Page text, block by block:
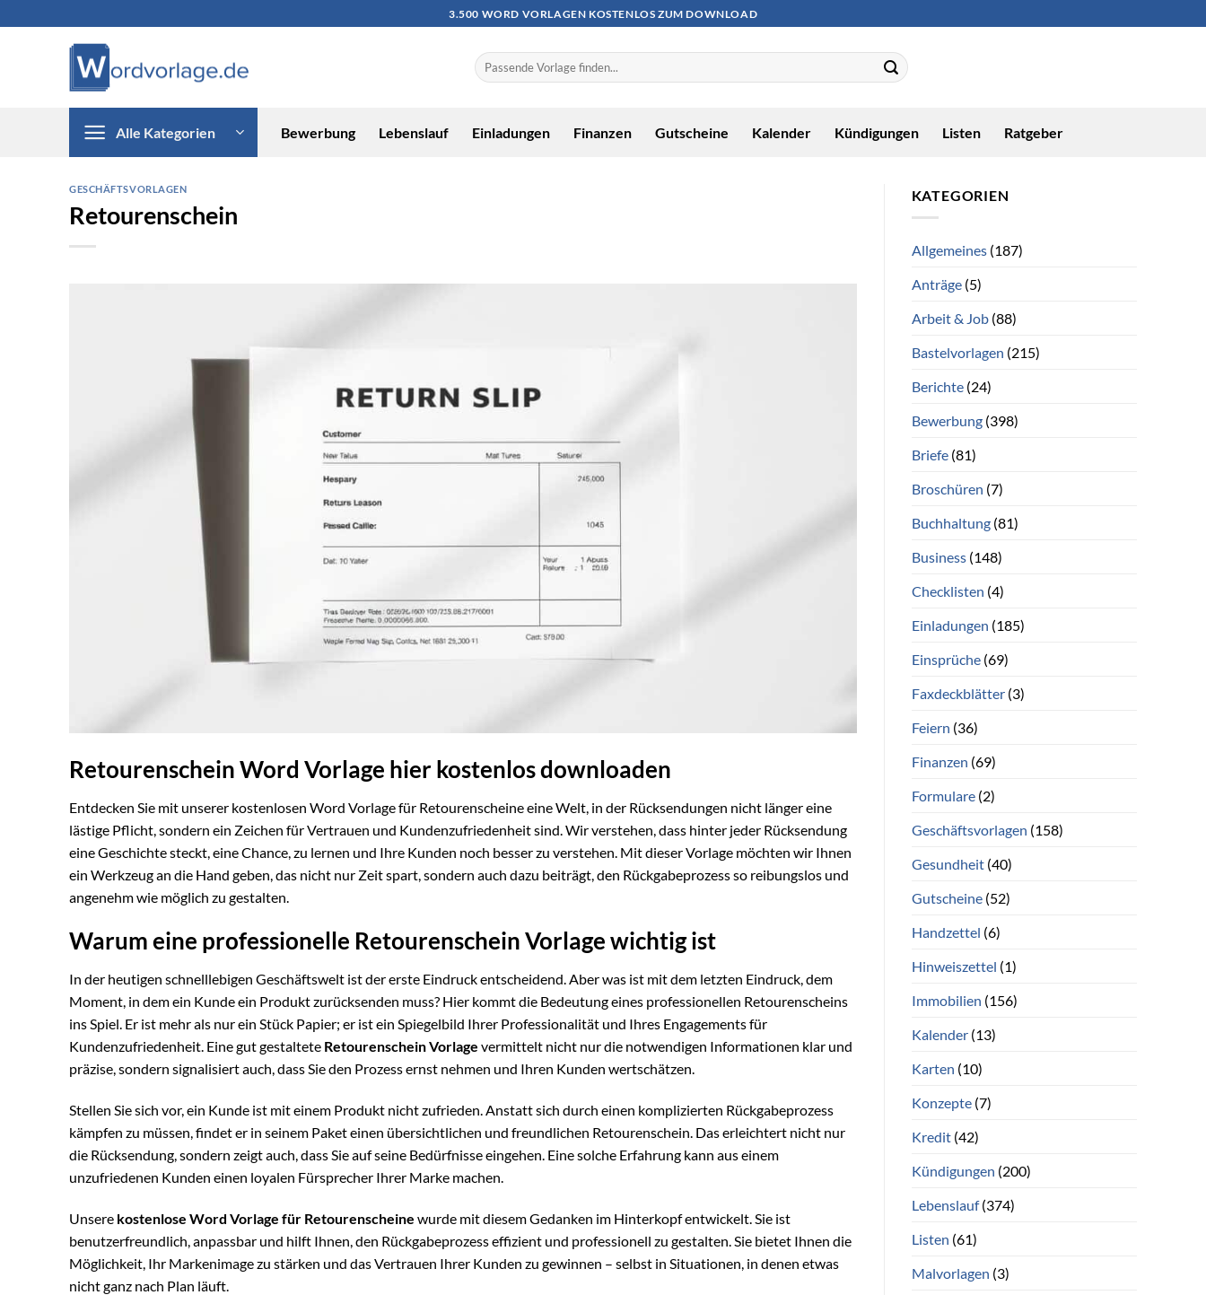
3.500 WORD VORLAGEN KOSTENLOS ZUM DOWNLOAD
Alle Kategorien Bewerbung Lebenslauf Einladungen Finanzen Gutscheine Kalender Kündigungen Listen Ratgeber
GESCHÄFTSVORLAGEN
Retourenschein
Retourenschein Word Vorlage hier kostenlos downloaden
Entdecken Sie mit unserer kostenlosen Word Vorlage für Retourenscheine eine Welt, in der Rücksendungen nicht länger eine
lästige Pflicht, sondern ein Zeichen für Vertrauen und Kundenzufriedenheit sind. Wir verstehen, dass hinter jeder Rücksendung
eine Geschichte steckt, eine Chance, zu lernen und Ihre Kunden noch besser zu verstehen. Mit dieser Vorlage möchten wir Ihnen
ein Werkzeug an die Hand geben, das nicht nur Zeit spart, sondern auch dazu beiträgt, den Rückgabeprozess so reibungslos und
angenehm wie möglich zu gestalten.
Warum eine professionelle Retourenschein Vorlage wichtig ist
In der heutigen schnelllebigen Geschäftswelt ist der erste Eindruck entscheidend. Aber was ist mit dem letzten Eindruck, dem
Moment, in dem ein Kunde ein Produkt zurücksenden muss? Hier kommt die Bedeutung eines professionellen Retourenscheins
ins Spiel. Er ist mehr als nur ein Stück Papier; er ist ein Spiegelbild Ihrer Professionalität und Ihres Engagements für
Kundenzufriedenheit. Eine gut gestaltete Retourenschein Vorlage vermittelt nicht nur die notwendigen Informationen klar und
präzise, sondern signalisiert auch, dass Sie den Prozess ernst nehmen und Ihren Kunden wertschätzen.
Stellen Sie sich vor, ein Kunde ist mit einem Produkt nicht zufrieden. Anstatt sich durch einen komplizierten Rückgabeprozess
kämpfen zu müssen, findet er in seinem Paket einen übersichtlichen und freundlichen Retourenschein. Das erleichtert nicht nur
die Rücksendung, sondern zeigt auch, dass Sie auf seine Bedürfnisse eingehen. Eine solche Erfahrung kann aus einem
unzufriedenen Kunden einen loyalen Fürsprecher Ihrer Marke machen.
Unsere kostenlose Word Vorlage für Retourenscheine wurde mit diesem Gedanken im Hinterkopf entwickelt. Sie ist
benutzerfreundlich, anpassbar und hilft Ihnen, den Rückgabeprozess effizient und professionell zu gestalten. Sie bietet Ihnen die
Möglichkeit, Ihr Markenimage zu stärken und das Vertrauen Ihrer Kunden zu gewinnen – selbst in Situationen, in denen etwas
nicht ganz nach Plan läuft.
KATEGORIEN
Allgemeines(187)
Anträge(5)
Arbeit & Job(88)
Bastelvorlagen (215)
Berichte(24)
Bewerbung(398)
Briefe(81)
Broschüren (7)
Buchhaltung(81)
Business(148)
Checklisten (4)
Einladungen (185)
Einsprüche(69)
Faxdeckblätter(3)
Feiern (36)
Finanzen (69)
Formulare(2)
Geschäftsvorlagen (158)
Gesundheit(40)
Gutscheine(52)
Handzettel (6)
Hinweiszettel (1)
Immobilien (156)
Kalender(13)
Karten (10)
Konzepte(7)
Kredit(42)
Kündigungen (200)
Lebenslauf(374)
Listen (61)
Malvorlagen (3)